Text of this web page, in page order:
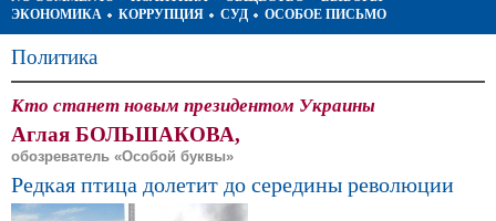
ЭКОНОМИКА
КОРРУПЦИЯ СУД ОСОБОЕ ПИСЬМО
Политика
Кто станет новым президентом Украины
Аглая БОЛЬШАКОВА,
обозреватель «Особой буквы»
Редкая птица долетит до середины революции